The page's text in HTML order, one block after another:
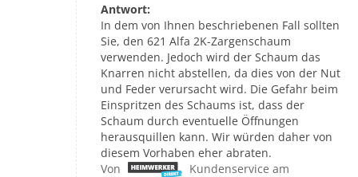
Antwort:
In dem von Ihnen beschriebenen Fall sollten
Sie, den 621 Alfa 2K-Zargenschaum
verwenden. Jedoch wird der Schaum das
Knarren nicht abstellen, da dies von der Nut
und Feder verursacht wird. Die Gefahr beim
Einspritzen des Schaums ist, dass der
Schaum durch eventuelle Öffnungen
herausquillen kann. Wir würden daher von
diesem Vorhaben eher abraten.
Von
Kundenservice am